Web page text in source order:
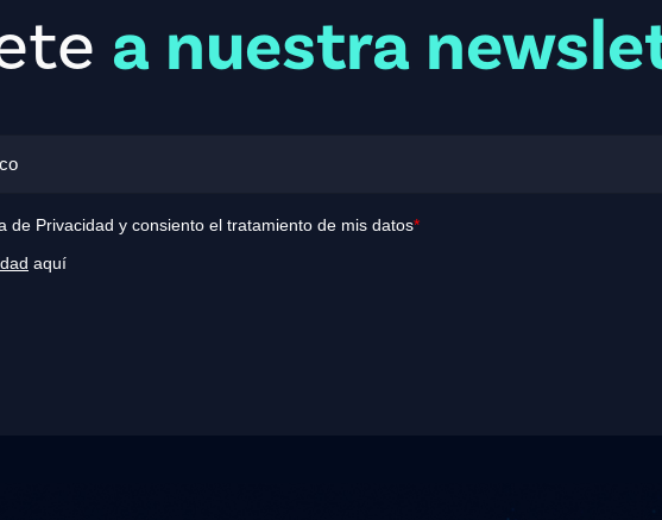
a nuestra
de Privacidad y consiento el tratamiento de mis datos*
aquí